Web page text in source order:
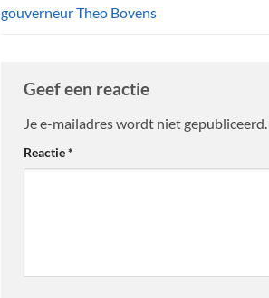
gouverneur Theo Bovens
Geef een reactie
Je e-mailadres wordt niet gepubliceerd.
Reactie*
Alternative: